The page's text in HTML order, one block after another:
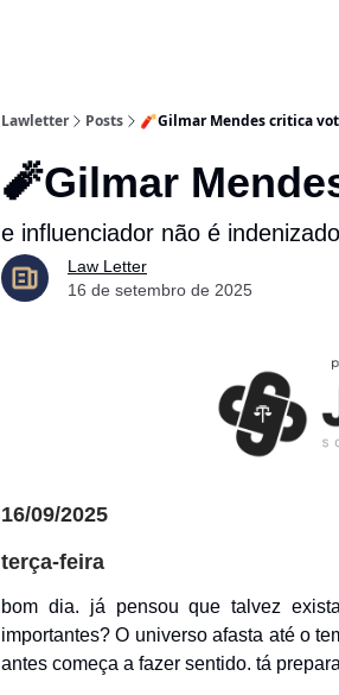
Lawletter Posts 🧨Gilmar Mendes critica
🧨Gilmar
e influenciador não é
Law Letter
16 de setembro de 2025
16/09/2025
terça-feira
bom dia. já pensou que talvez
importantes? O universo afasta até o
antes começa a fazer sentido. tá